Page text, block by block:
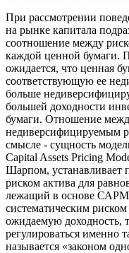
При рассмотрении
на рынке капитала
соотношение между
каждой ценной бумаги.
ожидается, что ценная
соответствующую ее
больше
большей доходности
бумаги. Отношение
недиверсифицируемым
смысле - сущность
Capital Assets Pricing
Шарпом, устанавливает
риском актива для
лежащий в основе САРМ
систематическим
ожидаемую доходность,
регулироваться именно
называется «законом